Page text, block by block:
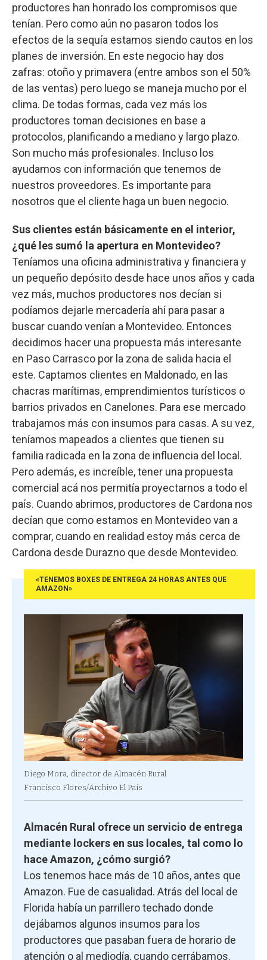
productores han honrado los compromisos que
tenían. Pero como aún no pasaron todos los
efectos de la sequía estamos siendo cautos en los
planes de inversión. En este negocio hay dos
zafras: otoño y primavera (entre ambos son el 50%
de las ventas) pero luego se maneja mucho por el
clima. De todas formas, cada vez más los
productores toman decisiones en base a
protocolos, planificando a mediano y largo plazo.
Son mucho más profesionales. Incluso los
ayudamos con información que tenemos de
nuestros proveedores. Es importante para
nosotros que el cliente haga un buen negocio.
Sus clientes están básicamente en el interior,
¿qué les sumó la apertura en Montevideo?
Teníamos una oficina administrativa y financiera y
un pequeño depósito desde hace unos años y cada
vez más, muchos productores nos decían si
podíamos dejarle mercadería ahí para pasar a
buscar cuando venían a Montevideo. Entonces
decidimos hacer una propuesta más interesante
en Paso Carrasco por la zona de salida hacia el
este. Captamos clientes en Maldonado, en las
chacras marítimas, emprendimientos turísticos o
barrios privados en Canelones. Para ese mercado
trabajamos más con insumos para casas. A su vez,
teníamos mapeados a clientes que tienen su
familia radicada en la zona de influencia del local.
Pero además, es increíble, tener una propuesta
comercial acá nos permitía proyectarnos a todo el
país. Cuando abrimos, productores de Cardona nos
decían que como estamos en Montevideo van a
comprar, cuando en realidad estoy más cerca de
Cardona desde Durazno que desde Montevideo.
«TENEMOS BOXES DE ENTREGA 24 HORAS ANTES QUE
AMAZON»
Diego Mora, director de Almacén Rural
Francisco Flores/Archivo El Pais
Almacén Rural ofrece un servicio de entrega
mediante lockers en sus locales, tal como lo
hace Amazon, ¿cómo surgió?
Los tenemos hace más de 10 años, antes que
Amazon. Fue de casualidad. Atrás del local de
Florida había un parrillero techado donde
dejábamos algunos insumos para los
productores que pasaban fuera de horario de
atención o al mediodía, cuando cerrábamos.